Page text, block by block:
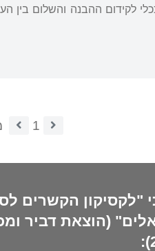
לקידום ההבנה והשלום בין
1
"לקסיקון הקשרים
(הוצאת דביר